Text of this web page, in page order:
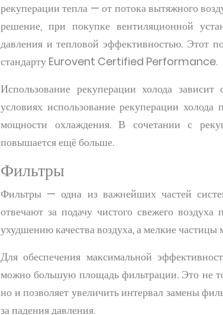
рекуперации тепла — от потока вытяжного
решение, при покупке вентиляционной
давления и тепловой эффективностью. Этот
стандарту Eurovent Certified Performance.
Использование рекуперации холода
условиях использование рекуперации
мощности охлаждения. В сочетании с
повышается ещё больше.
Фильтры
Фильтры — одна из важнейших частей
отвечают за подачу чистого свежего
ухудшению качества воздуха, а мелкие частицы
Для обеспечения максимальной
можно большую площадь фильтрации. Это не
но и позволяет увеличить интервал замены
за падения давления.